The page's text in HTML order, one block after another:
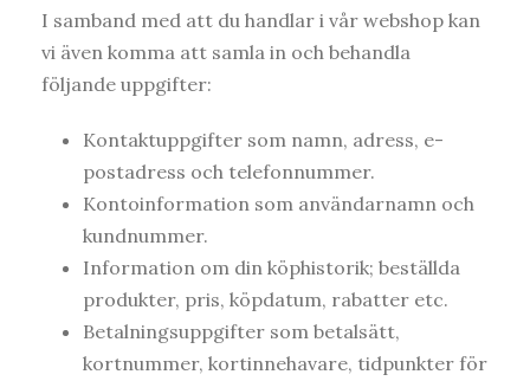
I samband med att du handlar i vår webshop kan
vi även komma att samla in och behandla
följande uppgifter:
Kontaktuppgifter som namn, adress, e-
postadress och telefonnummer.
Kontoinformation som användarnamn och
kundnummer.
Information om din köphistorik; beställda
produkter, pris, köpdatum, rabatter etc.
Betalningsuppgifter som betalsätt,
kortnummer, kortinnehavare, tidpunkter för